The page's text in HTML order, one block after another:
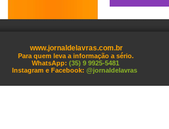
www.jornaldelavras.com.br
Para quem leva a informação a sério.
WhatsApp: (35) 9 9925-5481
Instagram e Facebook: @jornaldelavras